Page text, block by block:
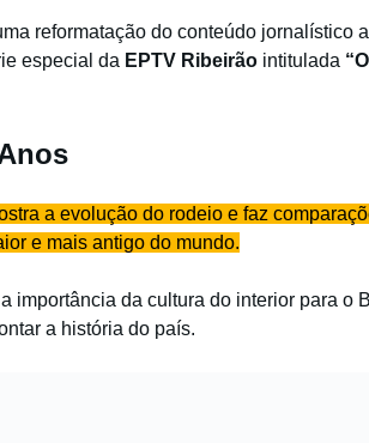
reformatação do conteúdo jornalístico
especial da EPTV Ribeirão intitulada
a evolução do rodeio e faz
e mais antigo do mundo.
importância da cultura do interior para o
a história do país.